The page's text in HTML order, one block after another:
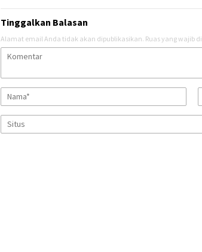
Tinggalkan Balasan
Alamat email Anda tidak akan dipublikasikan. Ruas yang wajib